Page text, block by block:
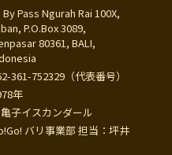
By Pass Ngurah Rai 100X,
P.O.Box 3089,
80361, BALI,
361-752329 （代表番号）
年
子イスカンダール
バリ事業部 担当：坪井